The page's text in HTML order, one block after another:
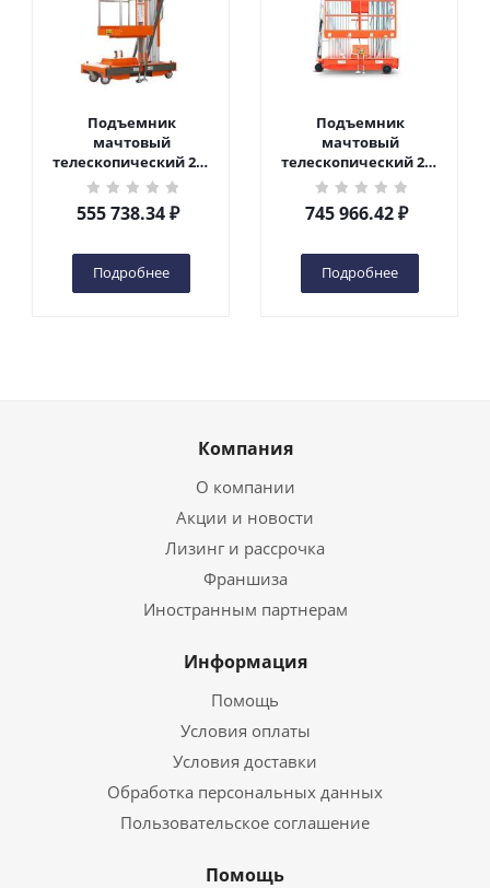
Подъемник
мачтовый
телескопический 200
кг 6 м TOR GTWY6-200S
DC 2-мачтовый
(автономный) (G) в
555 738.34₽
Подробнее
Подъемник
мачтовый
телескопический 200
кг 10 м TOR GTWY10-
200S DC 2-мачтовый
(автономный) (N) в
745 966.42₽
Подробнее
Компания
О компании
Акции и новости
Лизинг и рассрочка
Франшиза
Иностранным партнерам
Информация
Помощь
Условия оплаты
Условия доставки
Обработка персональных данных
Пользовательское соглашение
Помощь